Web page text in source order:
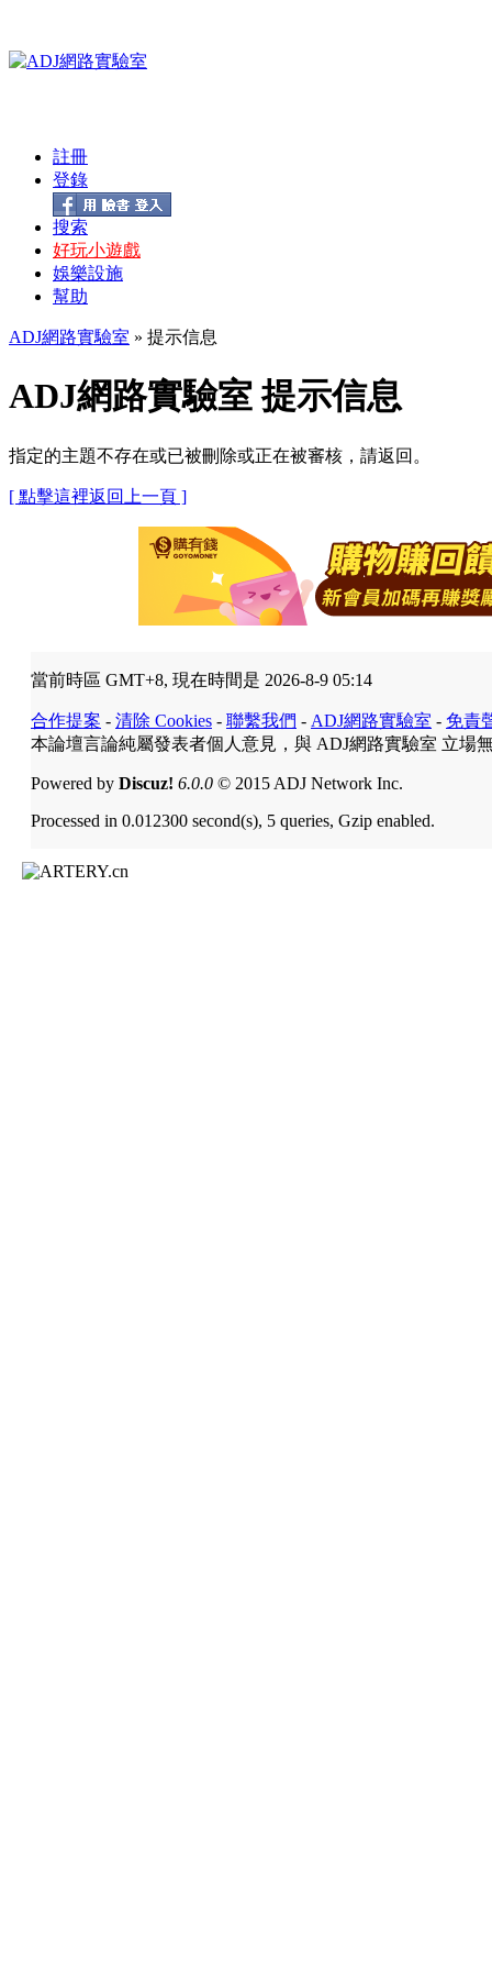
註冊
登錄
搜索
好玩小遊戲
娛樂設施
幫助
ADJ網路實驗室 » 提示信息
ADJ網路實驗室 提示信息
指定的主題不存在或已被刪除或正在被審核，請返回。
[ 點擊這裡返回上一頁 ]
當前時區 GMT+8, 現在時間是 2026-8-9 05:14
合作提案 - 清除 Cookies - 聯繫我們 - ADJ網路實驗室 - 免責
本論壇言論純屬發表者個人意見，與 ADJ網路實驗室 立場
Powered by Discuz! 6.0.0 © 2015 ADJ Network Inc.
Processed in 0.012300 second(s), 5 queries, Gzip enabled.